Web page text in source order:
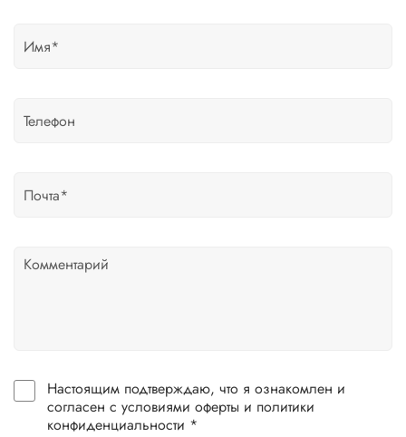
Настоящим подтверждаю, что я ознакомлен и
согласен с условиями оферты и политики
конфиденциальности *